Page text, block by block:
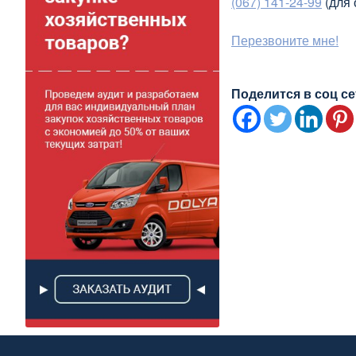
Перезвоните мне!
Поделится в соц